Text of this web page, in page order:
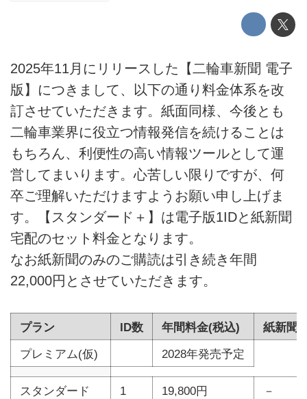
2025年11月にリリースした【二輪車新聞 電子
版】につきまして、以下の通り料金体系を改
訂させていただきます。紙面同様、今後とも
二輪車業界に役立つ情報発信を続けることは
もちろん、利便性の高い情報ツールとして運
営してまいります。心苦しい限りですが、何
卒ご理解いただけますようお願い申し上げま
す。【スタンダード＋】は電子版1IDと紙新聞
宅配のセット料金となります。
なお紙新聞のみのご購読は引き続き年間
22,000円とさせていただきます。
プラン ID数 年間料金(税込)
紙新聞
プレミアム(仮)
2028年発売予定
スタンダード 1 19,800円 －